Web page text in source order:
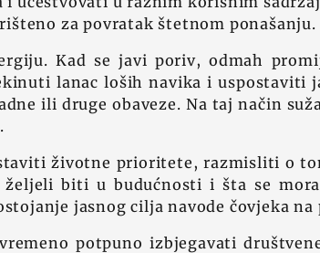
za povratak štetnom ponašanju.
Kad se javi poriv, odmah
lanac loših navika i
ili druge obaveze. Na taj način
životne prioritete, razmisliti o
željeli biti u budućnosti i šta se
jasnog cilja navode čovjeka na
potpuno izbjegavati